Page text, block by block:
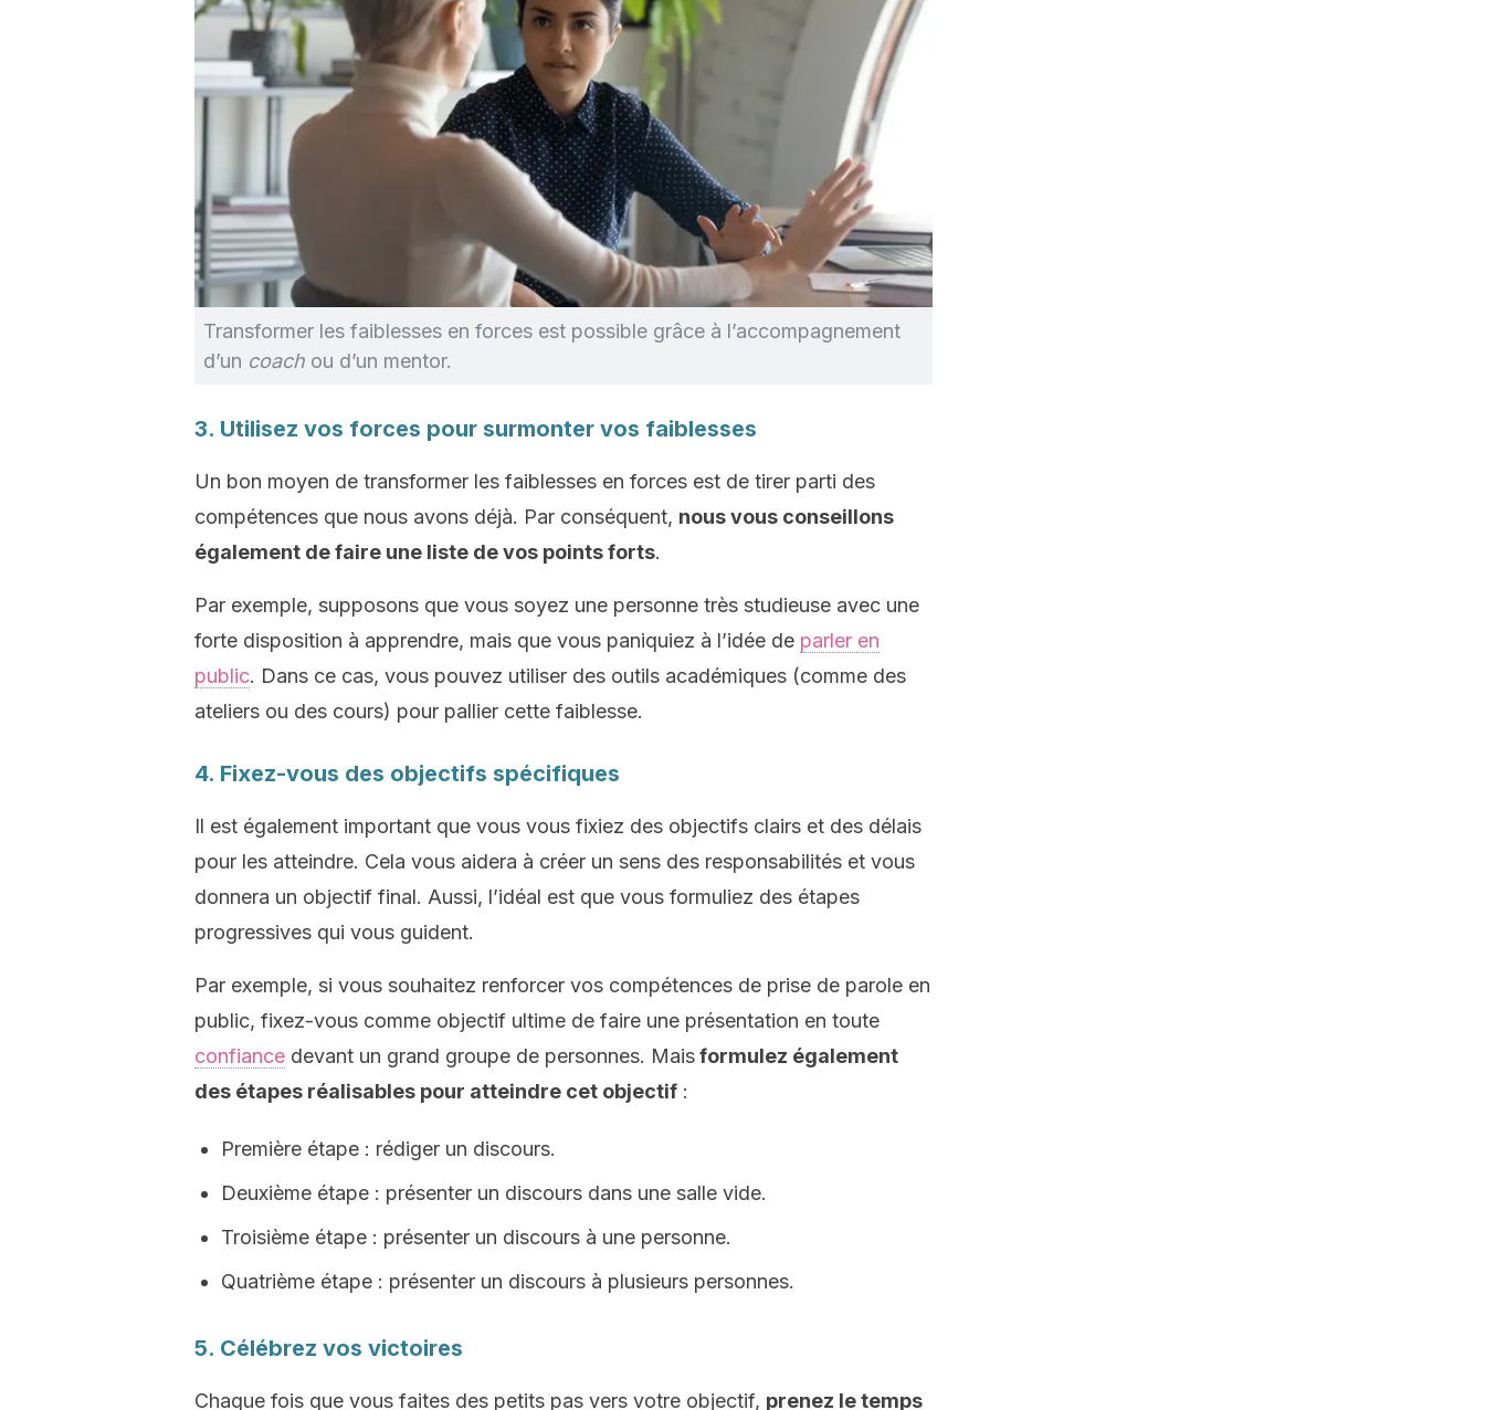
Transformer les faiblesses en forces est possible grâce à l’accompagnement
d’un coach ou d’un mentor.
3. Utilisez vos forces pour surmonter vos faiblesses
Un bon moyen de transformer les faiblesses en forces est de tirer parti des
compétences que nous avons déjà. Par conséquent, nous vous conseillons
également de faire une liste de vos points forts.
Par exemple, supposons que vous soyez une personne très studieuse avec une
forte disposition à apprendre, mais que vous paniquiez à l’idée de parler en
public. Dans ce cas, vous pouvez utiliser des outils académiques (comme des
ateliers ou des cours) pour pallier cette faiblesse.
4. Fixez-vous des objectifs spécifiques
Il est également important que vous vous fixiez des objectifs clairs et des délais
pour les atteindre. Cela vous aidera à créer un sens des responsabilités et vous
donnera un objectif final. Aussi, l’idéal est que vous formuliez des étapes
progressives qui vous guident.
Par exemple, si vous souhaitez renforcer vos compétences de prise de parole en
public, fixez-vous comme objectif ultime de faire une présentation en toute
confiance devant un grand groupe de personnes. Maisformulez également
des étapes réalisables pour atteindre cet objectif :
Première étape : rédiger un discours.
Deuxième étape : présenter un discours dans une salle vide.
Troisième étape : présenter un discours à une personne.
Quatrième étape : présenter un discours à plusieurs personnes.
5. Célébrez vos victoires
Chaque fois que vous faites des petits pas vers votre objectif, prenez le temps